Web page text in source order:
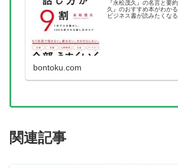
『永松茂久』の名言と要
久』のおすすめ本がわか
ビジネス書が読みたくな
bontoku.com
関連記事